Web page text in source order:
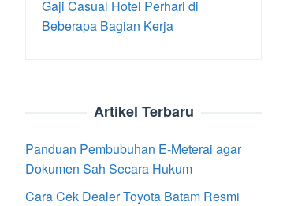
Gaji Casual Hotel Perhari di
Beberapa Bagian Kerja
Artikel Terbaru
Panduan Pembubuhan E-Meterai agar
Dokumen Sah Secara Hukum
Cara Cek Dealer Toyota Batam Resmi